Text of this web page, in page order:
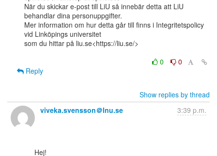
När du skickar e-post till LiU så innebär detta att LiU
behandlar dina personuppgifter.
Mer information om hur detta går till finns i Integritetspolicy
vid Linköpings universitet
som du hittar på liu.se<https://liu.se/>
0
0
Reply
Show replies by thread
viveka.svensson＠lnu.se
3:39 p.m.